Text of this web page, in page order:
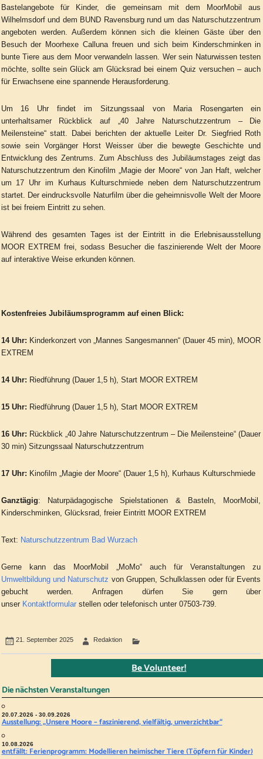
Bastelangebote für Kinder, die gemeinsam mit dem MoorMobil aus
Wilhelmsdorf und dem BUND Ravensburg rund um das Naturschutzzentrum
angeboten werden. Außerdem können sich die kleinen Gäste über den
Besuch der Moorhexe Calluna freuen und sich beim Kinderschminken in
bunte Tiere aus dem Moor verwandeln lassen. Wer sein Naturwissen testen
möchte, sollte sein Glück am Glücksrad bei einem Quiz versuchen – auch
für Erwachsene eine spannende Herausforderung.
Um 16 Uhr findet im Sitzungssaal von Maria Rosengarten ein
unterhaltsamer Rückblick auf „40 Jahre Naturschutzzentrum – Die
Meilensteine“ statt. Dabei berichten der aktuelle Leiter Dr. Siegfried Roth
sowie sein Vorgänger Horst Weisser über die bewegte Geschichte und
Entwicklung des Zentrums. Zum Abschluss des Jubiläumstages zeigt das
Naturschutzzentrum den Kinofilm „Magie der Moore“ von Jan Haft, welcher
um 17 Uhr im Kurhaus Kulturschmiede neben dem Naturschutzzentrum
startet. Der eindrucksvolle Naturfilm über die geheimnisvolle Welt der Moore
ist bei freiem Eintritt zu sehen.
Während des gesamten Tages ist der Eintritt in die Erlebnisausstellung
MOOR EXTREM frei, sodass Besucher die faszinierende Welt der Moore
auf interaktive Weise erkunden können.
Kostenfreies Jubiläumsprogramm auf einen Blick:
14 Uhr: Kinderkonzert von „Mannes Sangesmannen“ (Dauer 45 min), MOOR
EXTREM
14 Uhr: Riedführung (Dauer 1,5 h), Start MOOR EXTREM
15 Uhr: Riedführung (Dauer 1,5 h), Start MOOR EXTREM
16 Uhr: Rückblick „40 Jahre Naturschutzzentrum – Die Meilensteine“ (Dauer
30 min) Sitzungssaal Naturschutzzentrum
17 Uhr: Kinofilm „Magie der Moore“ (Dauer 1,5 h), Kurhaus Kulturschmiede
Ganztägig: Naturpädagogische Spielstationen & Basteln, MoorMobil,
Kinderschminken, Glücksrad, freier Eintritt MOOR EXTREM
Text: Naturschutzzentrum Bad Wurzach
Gerne kann das MoorMobil „MoMo“ auch für Veranstaltungen zu
Umweltbildung und Naturschutz von Gruppen, Schulklassen oder für Events
gebucht werden. Anfragen dürfen Sie gern über
unser Kontaktformularstellen oder telefonisch unter 07503-739.
21. September 2025 Redaktion
Be Volunteer!
Die nächsten Veranstaltungen
20.07.2026 - 30.09.2026
Ausstellung: „Unsere Moore – faszinierend, vielfältig, unverzichtbar“
10.08.2026
entfällt: Ferienprogramm: Modellieren heimischer Tiere (Töpfern für Kinder)